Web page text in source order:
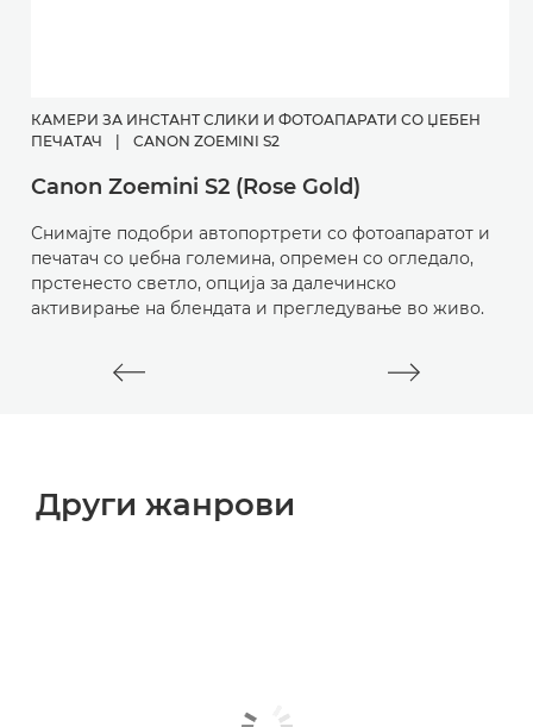
КАМЕРИ ЗА ИНСТАНТ СЛИКИ И ФОТОАПАРАТИ СО ЏЕБЕН
ПЕЧАТАЧ
CANON ZOEMINI S2
Canon Zoemini S2 (Rose Gold)
Снимајте подобри автопортрети со фотоапаратот и
печатач со џебна големина, опремен со огледало,
прстенесто светло, опција за далечинско
активирање на блендата и прегледување во живо.
Други жанрови